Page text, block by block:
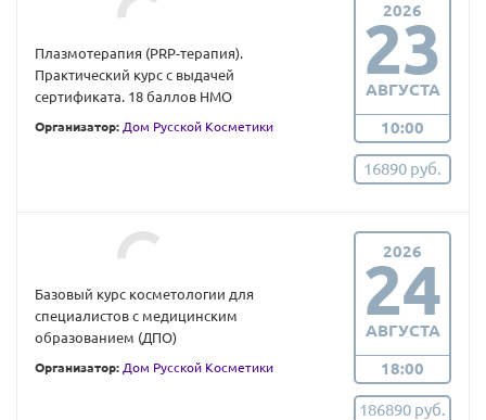
Плазмoтерапия (PRP-терапия).
Практический курс с выдачей
сертификата. 18 баллов НМО
Организатор: Дом Русской Косметики
2026
23
АВГУСТА
10:00
16890 руб.
Базовый курс косметологии для
специалистов с медицинским
образованием (ДПО)
Организатор: Дом Русской Косметики
2026
24
АВГУСТА
18:00
186890 руб.